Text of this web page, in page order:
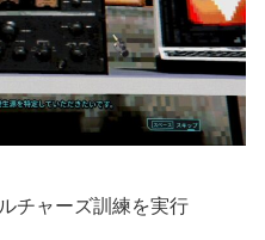
チャーズ訓練を実行